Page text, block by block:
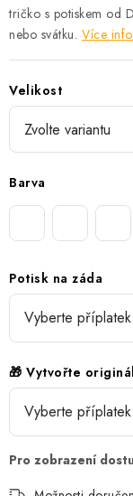
tričko s potiskem od
nebo svátku. Více
Velikost
Barva
Potisk na záda
🎁 Vytvořte